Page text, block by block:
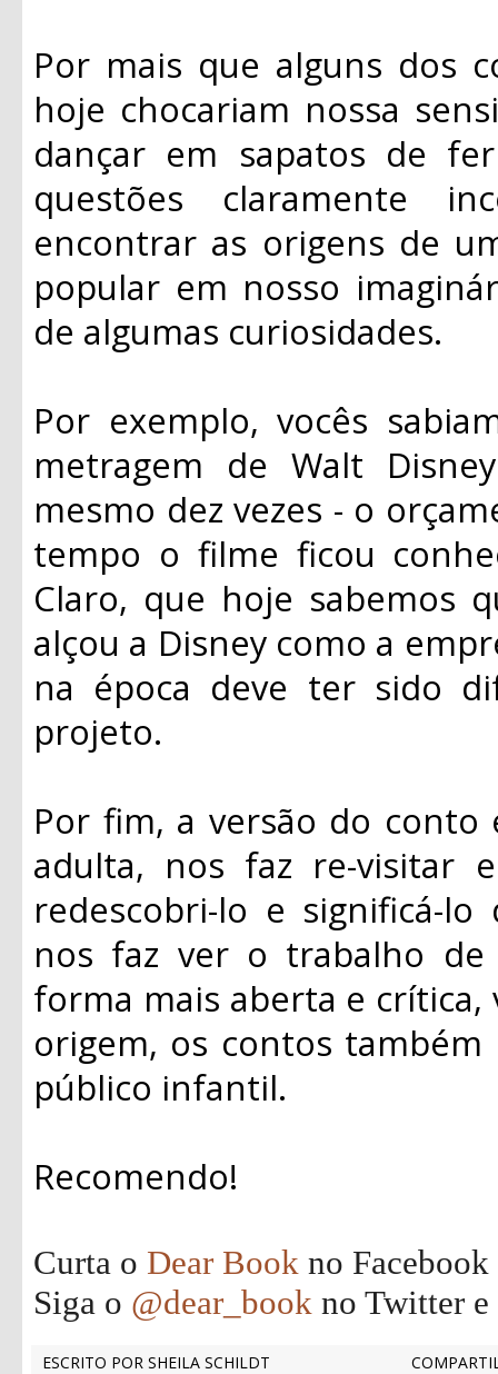
Por mais que alguns dos
hoje chocariam nossa
dançar em sapatos de
questões claramente
encontrar as origens de
popular em nosso
de algumas curiosidades.
Por exemplo, vocês
metragem de Walt
mesmo dez vezes - o
tempo o filme ficou
Claro, que hoje sabemos
alçou a Disney como a
na época deve ter sido
projeto.
Por fim, a versão do
adulta, nos faz re-visitar
redescobri-lo e significá-
nos faz ver o trabalho de
forma mais aberta e
origem, os contos
público infantil.
Recomendo!
Curta o Dear Book no Facebook
Siga o @dear_book no Twitter
ESCRITO POR SHEILA SCHILDT